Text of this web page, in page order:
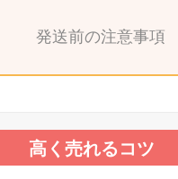
発送前の注意事項
高く売れるコツ